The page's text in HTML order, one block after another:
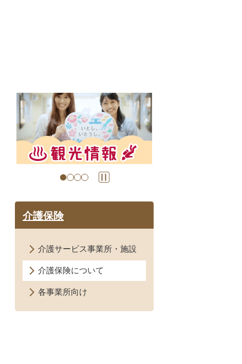
枚
目
の
ド
枚
目
の
ド
介護保険
介護サービス事業所・施設
介護保険について
各事業所向け